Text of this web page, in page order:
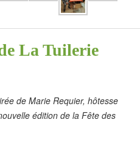
La Tuilerie
de Marie Requier, hôtesse
édition de la Fête des